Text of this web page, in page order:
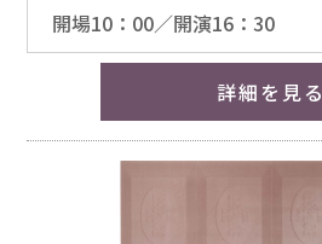
開場10：00／開演16：30
詳細を見る